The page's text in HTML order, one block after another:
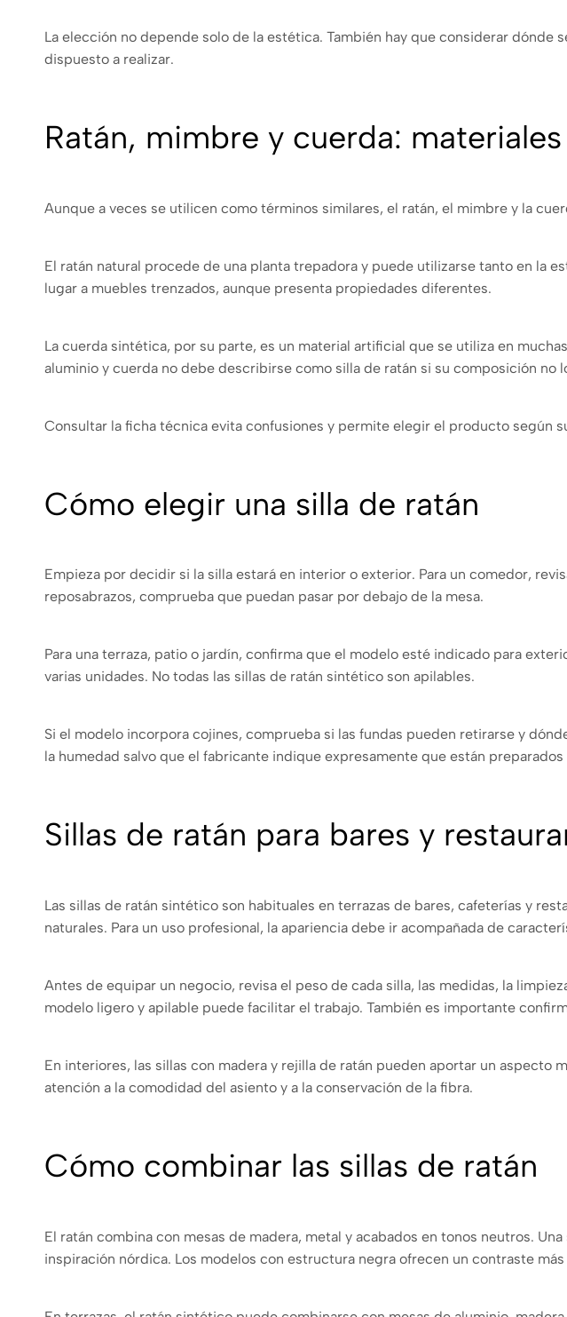
La elección no depende solo de la estética. También hay que considerar
dispuesto a realizar.
Ratán, mimbre y cuerda:
Aunque a veces se utilicen como términos similares, el ratán, el mimbre y la
El ratán natural procede de una planta trepadora y puede utilizarse tanto en la
lugar a muebles trenzados, aunque presenta propiedades diferentes.
La cuerda sintética, por su parte, es un material artificial que se utiliza en
aluminio y cuerda no debe describirse como silla de ratán si su composición no
Consultar la ficha técnica evita confusiones y permite elegir el producto según
Cómo elegir una silla de ratán
Empieza por decidir si la silla estará en interior o exterior. Para un comedor,
reposabrazos, comprueba que puedan pasar por debajo de la mesa.
Para una terraza, patio o jardín, confirma que el modelo esté indicado para
varias unidades. No todas las sillas de ratán sintético son apilables.
Si el modelo incorpora cojines, comprueba si las fundas pueden retirarse y
la humedad salvo que el fabricante indique expresamente que están preparados
Sillas de ratán para bares y
Las sillas de ratán sintético son habituales en terrazas de bares, cafeterías y
naturales. Para un uso profesional, la apariencia debe ir acompañada de
Antes de equipar un negocio, revisa el peso de cada silla, las medidas, la
modelo ligero y apilable puede facilitar el trabajo. También es importante
En interiores, las sillas con madera y rejilla de ratán pueden aportar un
atención a la comodidad del asiento y a la conservación de la fibra.
Cómo combinar las sillas de ratán
El ratán combina con mesas de madera, metal y acabados en tonos neutros.
inspiración nórdica. Los modelos con estructura negra ofrecen un contraste